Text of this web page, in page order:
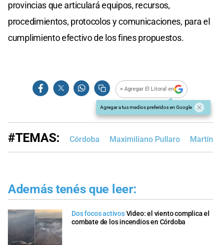
provincias que articulará equipos, recursos,
procedimientos, protocolos y comunicaciones, para el
cumplimiento efectivo de los fines propuestos.
+ Agregar El Litoral en
Agregar a tus medios preferidos en Google
#TEMAS: Córdoba Maximiliano Pullaro Martín
Además tenés que leer:
Dos focos activosVideo: el viento complica el
combate de los incendios en Córdoba